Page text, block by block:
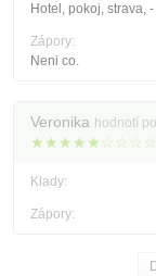
Hotel, pokoj, strava,
Zápory:
Neni co.
Veronika hodnotí
Klady:
Zápory: